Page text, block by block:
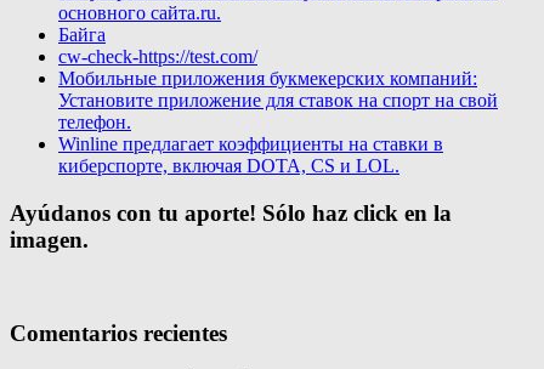
основного сайта.ru.
Байга
cw-check-https://test.com/
Мобильные приложения букмекерских компаний:
Установите приложение для ставок на спорт на свой
телефон.
Winline предлагает коэффициенты на ставки в
киберспорте, включая DOTA, CS и LOL.
Ayúdanos con tu aporte! Sólo haz click en la
imagen.
Comentarios recientes